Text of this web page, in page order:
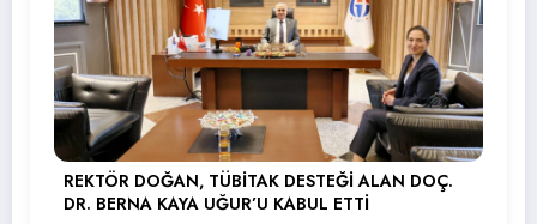
REKTÖR DOĞAN, TÜBİTAK DESTEĞİ ALAN DOÇ.
DR. BERNA KAYA UĞUR’U KABUL ETTİ